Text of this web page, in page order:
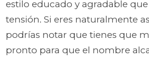
estilo educado y agradable que
tensión. Si eres naturalmente
podrías notar que tienes que
pronto para que el nombre